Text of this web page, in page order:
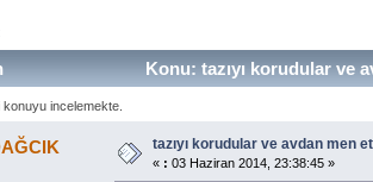
Konu: tazıyı korudular ve
incelemekte.
tazıyı korudular ve avdan men
« : 03 Haziran 2014, 23:38:45 »